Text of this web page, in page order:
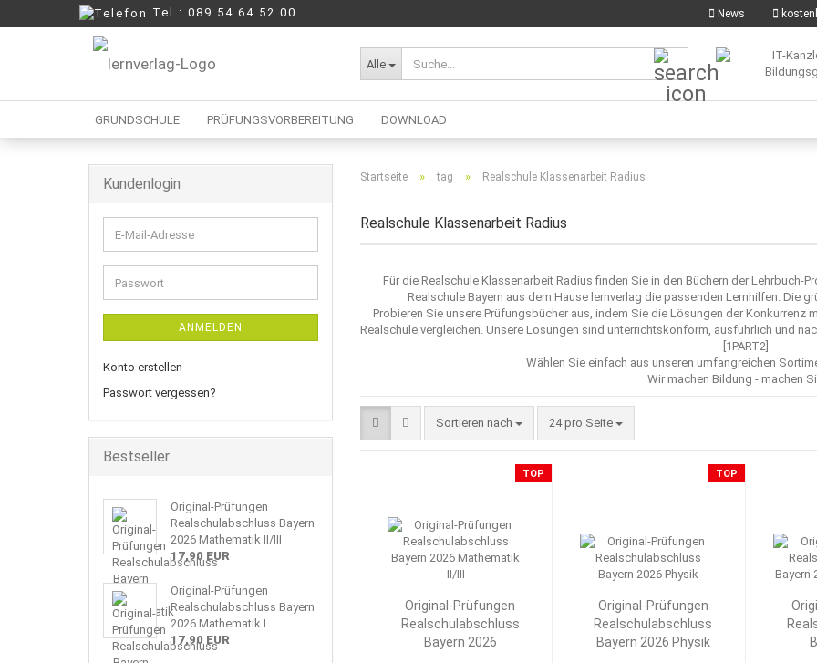
News
Tel.: 089 54 64 52 00
Alle
Suche...
GRUNDSCHULE PRÜFUNGSVORBEREITUNG
Mittelschule
DOWNLOAD
Startseite » tag » Realschule Klassenarbeit Radius
Realschule Klassenarbeit Radius
Für die Realschule Klassenarbeit Radius finden Sie in den Büchern der
Realschule Bayern aus dem Hause lernverlag die passenden Lernhilfen. Die
Probieren Sie unsere Prüfungsbücher aus, indem Sie die Lösungen der
Realschule vergleichen. Unsere Lösungen sind unterrichtskonform, ausführlich und
[1PART2]
Wählen Sie einfach aus unseren umfangreichen
Wir machen Bildung - machen
Sortieren nach
Sortieren nach 24 pro Seite
pro Seite
TOP
Original-Prüfungen
Realschulabschluss
Bayern 2026
TOP
Original-Prüfungen
Realschulabschluss
Bayern 2026 Physik
Kundenlogin
E-
Mail-
Adresse
Passwort
ANMELDEN
Konto erstellen
Passwort vergessen?
Bestseller
Original-Prüfungen
Realschulabschluss Bayern
2026 Mathematik II/III
17,90 EUR
Original-Prüfungen
Realschulabschluss Bayern
2026 Mathematik I
17,90 EUR